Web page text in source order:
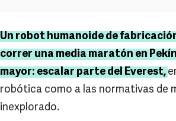
Un robot humanoide de
correr una media maratón en
mayor: escalar parte del Everest,
robótica como a las normativas de
inexplorado.